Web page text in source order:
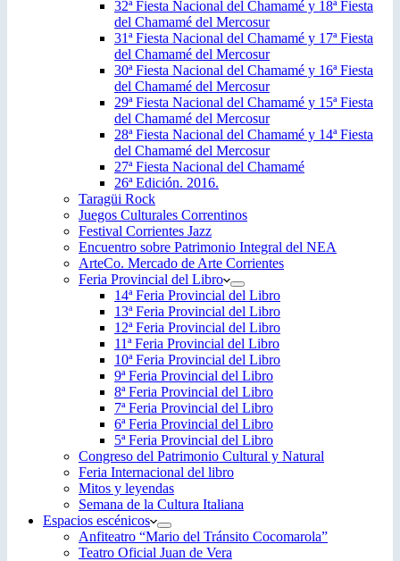
32ª Fiesta Nacional del Chamamé y 18ª Fiesta
del Chamamé del Mercosur
31ª Fiesta Nacional del Chamamé y 17ª Fiesta
del Chamamé del Mercosur
30ª Fiesta Nacional del Chamamé y 16ª Fiesta
del Chamamé del Mercosur
29ª Fiesta Nacional del Chamamé y 15ª Fiesta
del Chamamé del Mercosur
28ª Fiesta Nacional del Chamamé y 14ª Fiesta
del Chamamé del Mercosur
27ª Fiesta Nacional del Chamamé
26ª Edición. 2016.
Taragüi Rock
Juegos Culturales Correntinos
Festival Corrientes Jazz
Encuentro sobre Patrimonio Integral del NEA
ArteCo. Mercado de Arte Corrientes
Feria Provincial del Libro
14ª Feria Provincial del Libro
13ª Feria Provincial del Libro
12ª Feria Provincial del Libro
11ª Feria Provincial del Libro
10ª Feria Provincial del Libro
9ª Feria Provincial del Libro
8ª Feria Provincial del Libro
7ª Feria Provincial del Libro
6ª Feria Provincial del Libro
5ª Feria Provincial del Libro
Congreso del Patrimonio Cultural y Natural
Feria Internacional del libro
Mitos y leyendas
Semana de la Cultura Italiana
Espacios escénicos
Anfiteatro “Mario del Tránsito Cocomarola”
Teatro Oficial Juan de Vera